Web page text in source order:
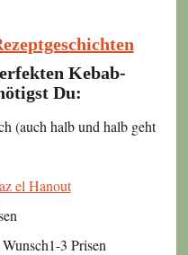
Kebab-
Du:
(auch halb und halb geht
el Hanout
3 Prisen